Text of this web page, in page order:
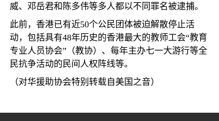
威、邓岳君和陈多伟等多人都以不同罪名被逮捕。
此前，香港已有近50个公民团体被迫解散停止活
动，包括具有48年历史的香港最大的教师工会“教育
专业人员协会”（教协）、每年主办七一大游行等全
民抗争活动的民间人权阵线等。
（对华援助协会特别转载自美国之音）